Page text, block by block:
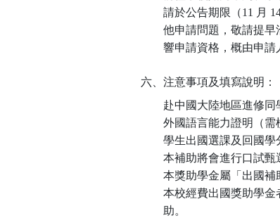
請於公告期限（11 月
他申請問題，敬請提早
響申請資格，概由申請
六、注意事項及填寫說明：
赴中國大陸地區進修同
外國語言能力證明（需
學生出國選課及回國學
本補助將會進行口試甄
本獎助學金屬「出國
本校經費出國獎助學
助。